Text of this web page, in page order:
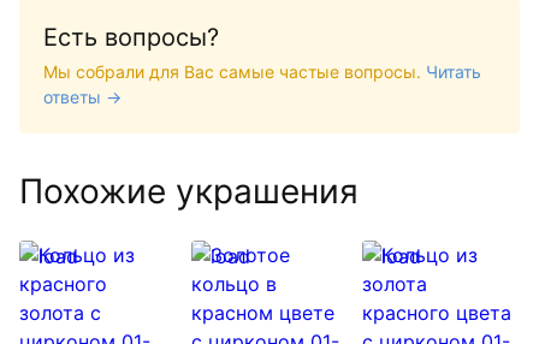
Есть вопросы?
Мы собрали для Вас самые частые вопросы. Читать
ответы →
Похожие украшения